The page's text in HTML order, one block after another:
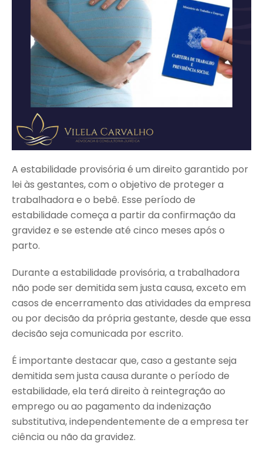
A estabilidade provisória é um direito garantido por
lei às gestantes, com o objetivo de proteger a
trabalhadora e o bebê. Esse período de
estabilidade começa a partir da confirmação da
gravidez e se estende até cinco meses após o
parto.
Durante a estabilidade provisória, a trabalhadora
não pode ser demitida sem justa causa, exceto em
casos de encerramento das atividades da empresa
ou por decisão da própria gestante, desde que essa
decisão seja comunicada por escrito.
É importante destacar que, caso a gestante seja
demitida sem justa causa durante o período de
estabilidade, ela terá direito à reintegração ao
emprego ou ao pagamento da indenização
substitutiva, independentemente de a empresa ter
ciência ou não da gravidez.